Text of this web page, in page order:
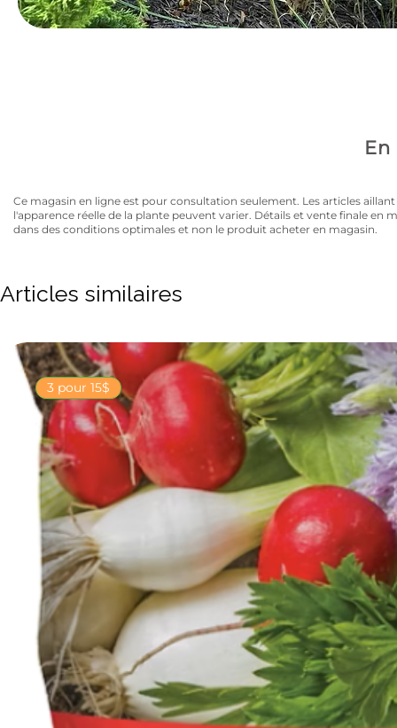
Ce magasin en ligne est pour consultation seulement. Les articles
l'apparence réelle de la plante peuvent varier. Détails et vente finale
dans des conditions optimales et non le produit acheter en magasin.
Articles similaires
3 pour 15$